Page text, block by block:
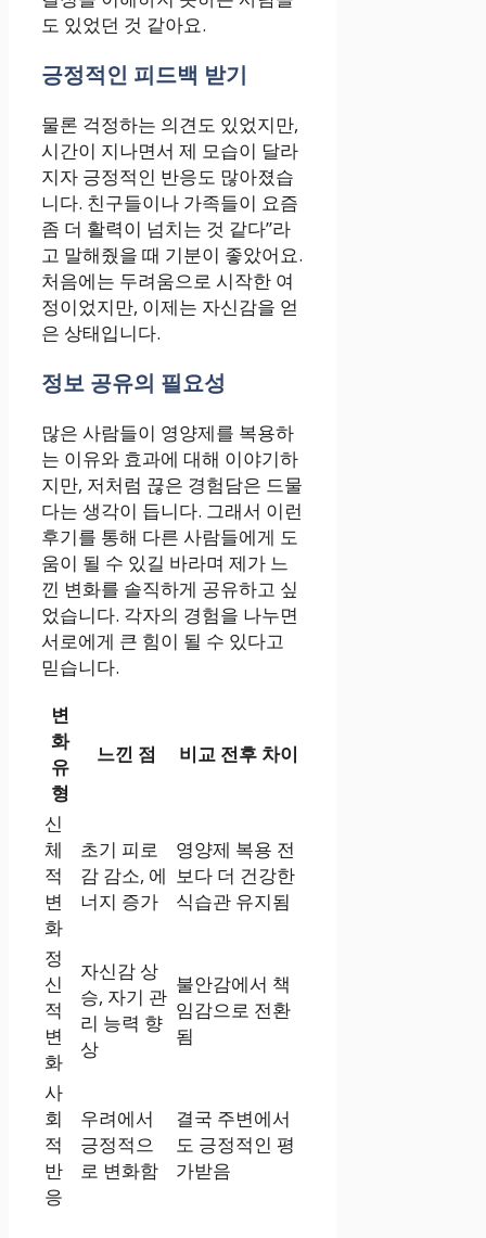
도 있었던 것 같아요.
긍정적인 피드백 받기
물론 걱정하는 의견도 있었지만,
시간이 지나면서 제 모습이 달라
지자 긍정적인 반응도 많아졌습
니다. 친구들이나 가족들이 요즘
좀 더 활력이 넘치는 것 같다”라
고 말해줬을 때 기분이 좋았어요.
처음에는 두려움으로 시작한 여
정이었지만, 이제는 자신감을 얻
은 상태입니다.
정보 공유의 필요성
많은 사람들이 영양제를 복용하
는 이유와 효과에 대해 이야기하
지만, 저처럼 끊은 경험담은 드물
다는 생각이 듭니다. 그래서 이런
후기를 통해 다른 사람들에게 도
움이 될 수 있길 바라며 제가 느
낀 변화를 솔직하게 공유하고 싶
었습니다. 각자의 경험을 나누면
서로에게 큰 힘이 될 수 있다고
믿습니다.
변
화
유
형
느낀 점 비교 전후 차이
신
체
적
변
화
초기 피로
감 감소, 에
너지 증가
영양제 복용 전
보다 더 건강한
식습관 유지됨
정
신
적
변
화
자신감 상
승, 자기 관
리 능력 향
상
불안감에서 책
임감으로 전환
됨
사
회
적
반
응
우려에서
긍정적으
로 변화함
결국 주변에서
도 긍정적인 평
가받음